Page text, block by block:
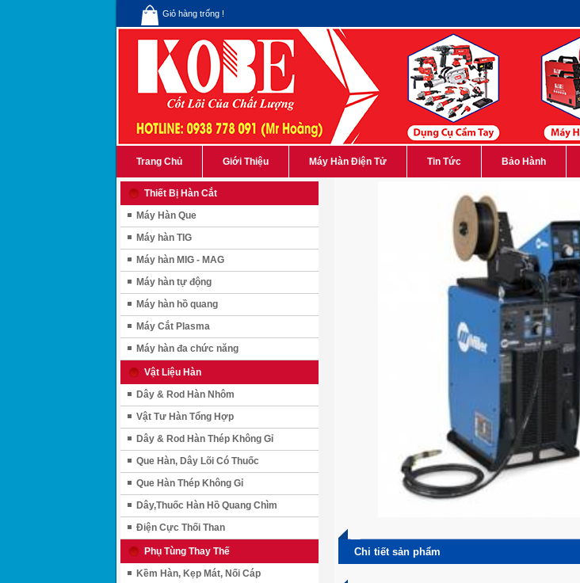
Giỏ hàng trống !
Trang Chủ Giới Thiệu Máy Hàn Điện Tử Tin Tức Bảo Hành
Thiết Bị Hàn Cắt
Máy Hàn Que
Máy hàn TIG
Máy hàn MIG - MAG
Máy hàn tự động
Máy hàn hồ quang
Máy Cắt Plasma
Máy hàn đa chức năng
Vật Liệu Hàn
Dây & Rod Hàn Nhôm
Vật Tư Hàn Tổng Hợp
Dây & Rod Hàn Thép Không Gỉ
Que Hàn, Dây Lõi Có Thuốc
Que Hàn Thép Không Gỉ
Dây,Thuốc Hàn Hồ Quang Chìm
Điện Cực Thối Than
Phụ Tùng Thay Thế
Kềm Hàn, Kẹp Mát, Nối Cáp
Chi tiết sản phẩm